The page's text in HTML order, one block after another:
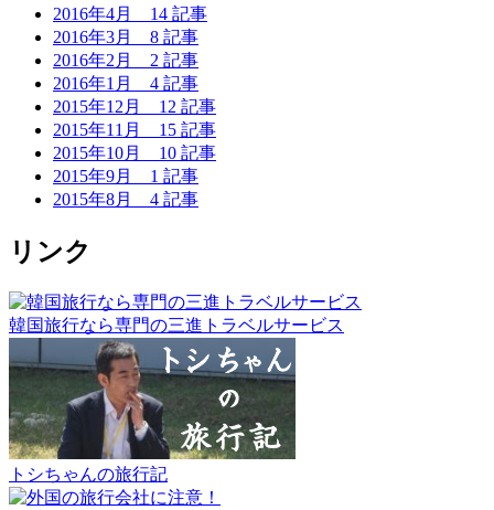
2016年4月 14 記事
2016年3月 8 記事
2016年2月 2 記事
2016年1月 4 記事
2015年12月 12 記事
2015年11月 15 記事
2015年10月 10 記事
2015年9月 1 記事
2015年8月 4 記事
リンク
韓国旅行なら専門の三進トラベルサービス
トシちゃんの旅行記